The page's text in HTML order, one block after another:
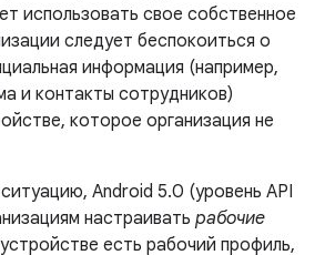
использовать свое собственное
следует беспокоиться о
информация (например,
и контакты сотрудников)
которое организация не
Android 5.0 (уровень API
настраивать рабочие
есть рабочий профиль,